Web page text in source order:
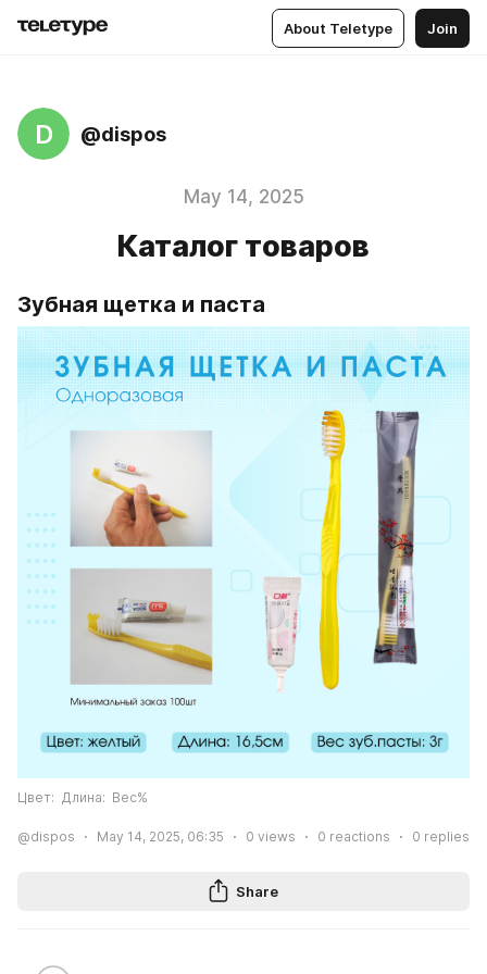
About Teletype Join
D @dispos
May 14, 2025
Каталог товаров
Зубная щетка и паста
Цвет:  Длина:  Вес%
@dispos May 14, 2025, 06:35 0 views 0 reactions 0 replies
Share